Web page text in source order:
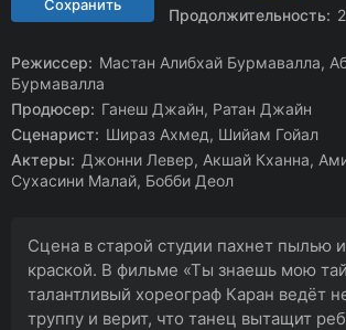
Продолжительность:
Режиссер: Мастан Алибхай Бурмавалла,
Бурмавалла
Продюсер: Ганеш Джайн, Ратан Джайн
Сценарист: Шираз Ахмед, Шийам Гойал
Актеры: Джонни Левер, Акшай Кханна,
Сухасини Малай, Бобби Деол
Сцена в старой студии пахнет пылью
краской. В фильме «Ты знаешь мою
талантливый хореограф Каран ведёт
труппу и верит, что танец вытащит